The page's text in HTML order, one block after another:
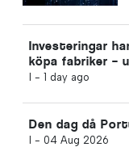
Investeringar
köpa fabriker –
I - 1 day ago
Den dag då
I - 04 Aug 2026